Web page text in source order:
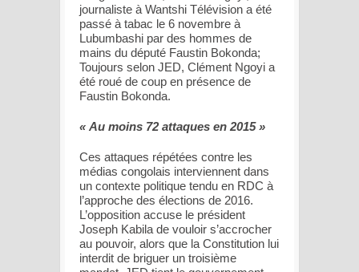
journaliste à Wantshi Télévision a été
passé à tabac le 6 novembre à
Lubumbashi par des hommes de
mains du député Faustin Bokonda;
Toujours selon JED, Clément Ngoyi a
été roué de coup en présence de
Faustin Bokonda.
« Au moins 72 attaques en 2015 »
Ces attaques répétées contre les
médias congolais interviennent dans
un contexte politique tendu en RDC à
l’approche des élections de 2016.
L’opposition accuse le président
Joseph Kabila de vouloir s’accrocher
au pouvoir, alors que la Constitution lui
interdit de briguer un troisième